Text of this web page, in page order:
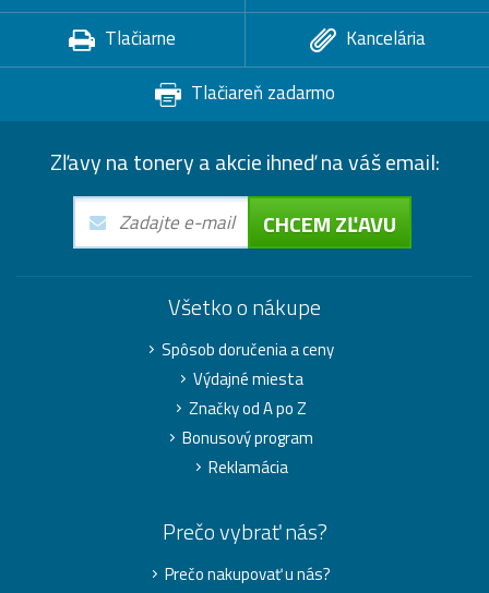
Tlačiarne
Kancelária
Tlačiareň zadarmo
Zľavy na tonery a akcie ihneď na váš email:
CHCEM ZĽAVU
Všetko o nákupe
Spôsob doručenia a ceny
Výdajné miesta
Značky od A po Z
Bonusový program
Reklamácia
Prečo vybrať nás?
Prečo nakupovať u nás?